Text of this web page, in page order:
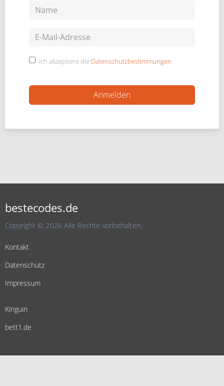
Ich akzeptiere die Datenschutzbestimmungen
bestecodes.de
Copyright © 2026 Alle Rechte vorbehalten.
Kontakt
Datenschutz
Impressum
Kinguin
bett1.de